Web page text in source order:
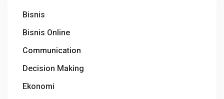
Bisnis
Bisnis Online
Communication
Decision Making
Ekonomi